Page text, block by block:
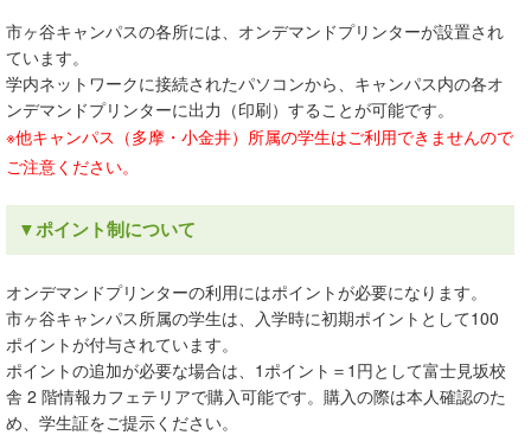
市ヶ谷キャンパスの各所には、オンデマンドプリンターが設置され
ています。
学内ネットワークに接続されたパソコンから、キャンパス内の各オ
ンデマンドプリンターに出力（印刷）することが可能です。
※他キャンパス（多摩・小金井）所属の学生はご利用できませんので
ご注意ください。
▼ポイント制について
オンデマンドプリンターの利用にはポイントが必要になります。
市ヶ谷キャンパス所属の学生は、入学時に初期ポイントとして100
ポイントが付与されています。
ポイントの追加が必要な場合は、1ポイント＝1円として富士見坂校
舎 2 階情報カフェテリアで購入可能です。購入の際は本人確認のた
め、学生証をご提示ください。